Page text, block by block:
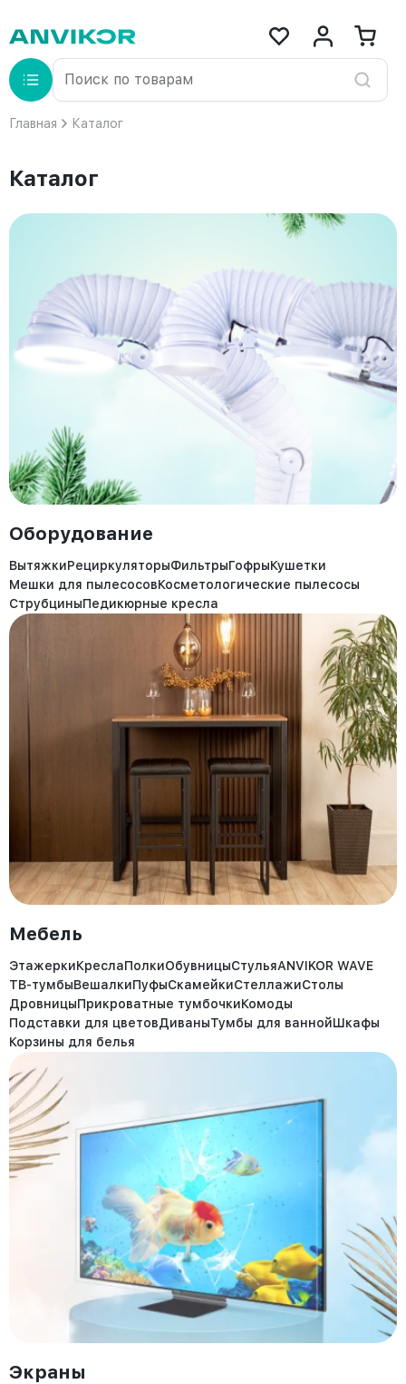
Главная Каталог
Каталог
Оборудование
ВытяжкиРециркуляторыФильтрыГофрыКушетки
Мешки для пылесосовКосметологические пылесосы
СтрубциныПедикюрные кресла
Мебель
ЭтажеркиКреслаПолкиОбувницыСтульяANVIKOR WAVE
ТВ-тумбыВешалкиПуфыСкамейкиСтеллажиСтолы
ДровницыПрикроватные тумбочкиКомоды
Подставки для цветовДиваныТумбы для ваннойШкафы
Корзины для белья
Экраны